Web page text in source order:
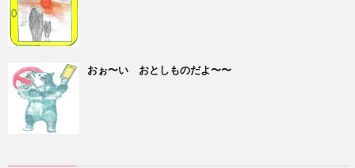
おぉ〜い おとしものだよ〜〜